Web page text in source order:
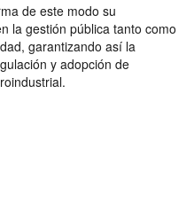
de este modo su
la gestión pública tanto como
garantizando así la
y adopción de